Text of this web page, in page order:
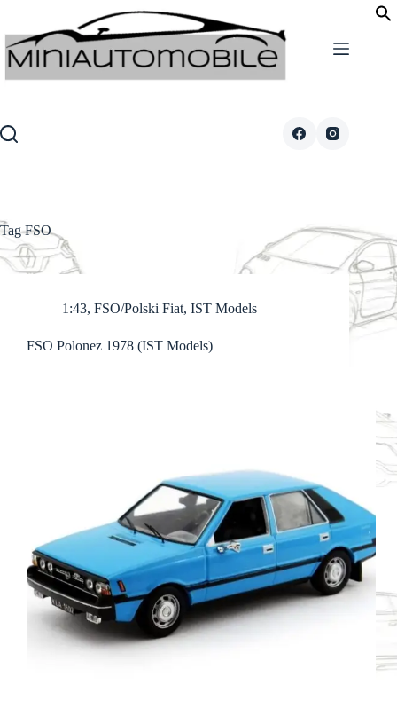
content
TagFSO
1:43, FSO/Polski Fiat, IST Models
FSO Polonez 1978 (IST Models)